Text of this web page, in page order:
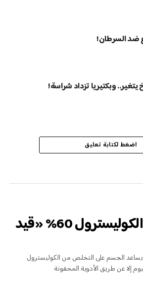
ضد السرطان!
يتغير.. وبكتيريا تزداد شراسة!
اضغط لكتابة تعليق
دواء لخفض الكوليسترول 60% «قيد
يساعد الجسم على التخلص من الكوليسترول
إلا عن طريق الأدوية المحقونة